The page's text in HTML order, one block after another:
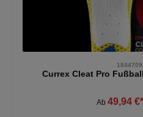
Currex Cleat Pro
Ab 49,94 €*